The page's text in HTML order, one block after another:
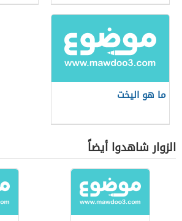
ما هو اليخت
الزوار شاهدوا أيضاً